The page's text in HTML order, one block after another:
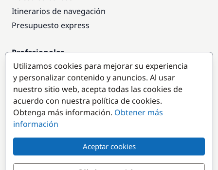
Itinerarios de navegación
Presupuesto express
Profesionales
Acceso empresas
Colaborar como empresa
Destinos populares
Utilizamos cookies para mejorar su experiencia
y personalizar contenido y anuncios. Al usar
nuestro sitio web, acepta todas las cookies de
acuerdo con nuestra política de cookies.
Obtenga más información. Obtener más
información
Aceptar cookies